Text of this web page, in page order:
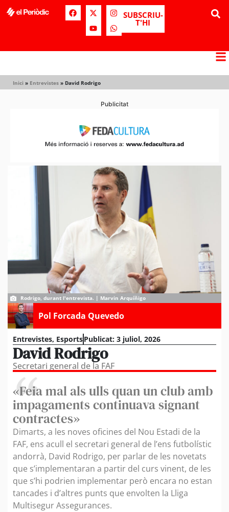
SUBSCRIU-
T'HI
Inici » Entrevistes » David Rodrigo
Publicitat
Rodrigo, durant l'entrevista. | Marvin Arquíñigo
Pol Forcada Quevedo
Entrevistes, EsportsPublicat: 3 juliol, 2026
David Rodrigo
Secretari general de la FAF
«Feia mal als ulls quan un club amb
impagaments continuava signant
contractes»
Dimarts, a les noves oficines del Nou Estadi de la
FAF, ens acull el secretari general de l’ens futbolístic
andorrà, David Rodrigo, per parlar de les novetats
que s’implementaran a partir del curs vinent, de les
que s’hi podrien implementar però encara no estan
tancades i d’altres punts que envolten la Lliga
Multisegur Assegurances.